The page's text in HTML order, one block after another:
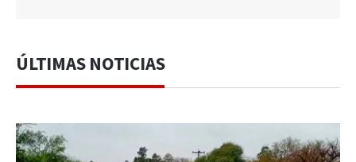
ÚLTIMAS NOTICIAS